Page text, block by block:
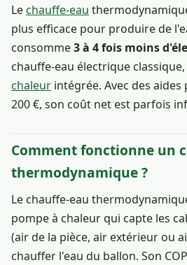
Lechauffe-eau
plus efficace pour produire de
consomme3 à 4 fois moins
chauffe-eau électrique
chaleur intégrée. Avec des
200 €, son coût net est parfois
Comment fonctionne un
thermodynamique ?
Le chauffe-eau
pompe à chaleur qui capte les
(air de la pièce, air extérieur ou
chauffer l'eau du ballon. Son